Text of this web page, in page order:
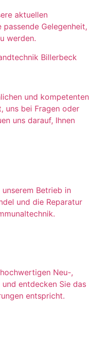
aktuellen
Gelegenheit,
werden.
und kompetenten
uns bei Fragen oder
uns darauf, Ihnen
Betrieb in
und die Reparatur
Neu-,
entdecken Sie das
entspricht.